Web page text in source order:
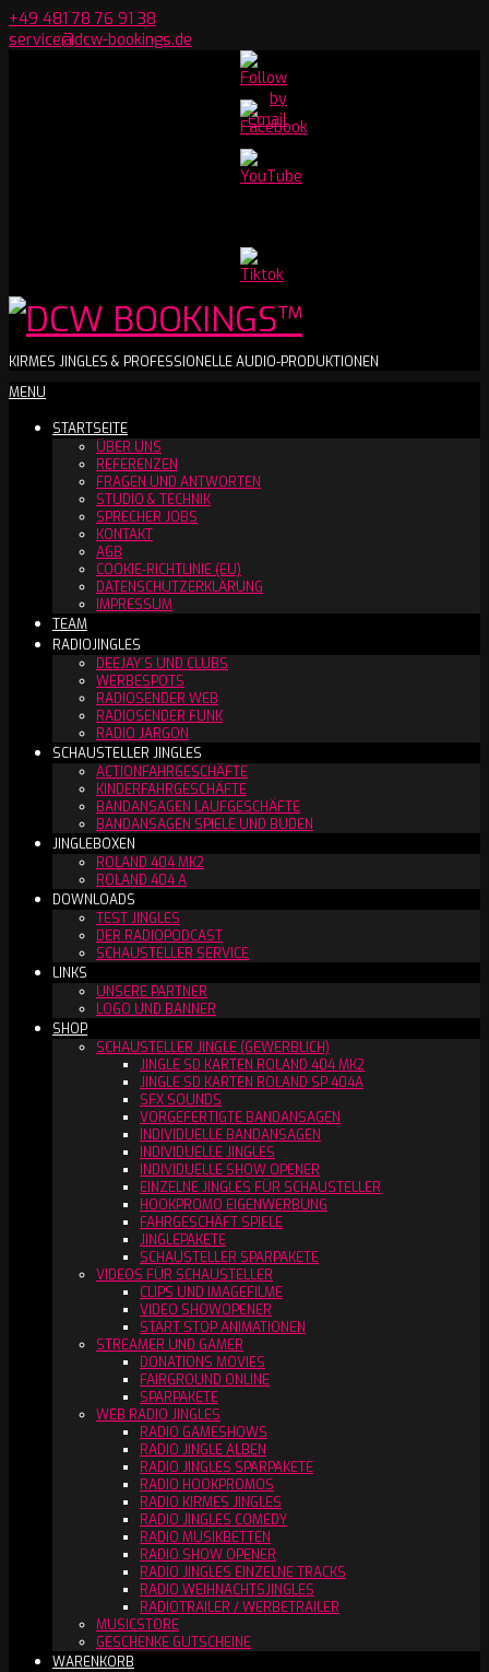
Skip
to
+49 481 78 76 91 38
service@dcw-bookings.de
Youtube
Channel
DCW
BOOKINGS™
KIRMES JINGLES & PROFESSIONELLE AUDIO-PRODUKTIONEN
Secondary
Menu
MENU
STARTSEITE
ÜBER UNS
REFERENZEN
FRAGEN UND ANTWORTEN
STUDIO & TECHNIK
SPRECHER JOBS
KONTAKT
AGB
COOKIE-RICHTLINIE (EU)
DATENSCHUTZERKLÄRUNG
IMPRESSUM
TEAM
RADIOJINGLES
DEEJAY´S UND CLUBS
WERBESPOTS
RADIOSENDER WEB
RADIOSENDER FUNK
RADIO JARGON
SCHAUSTELLER JINGLES
ACTIONFAHRGESCHÄFTE
KINDERFAHRGESCHÄFTE
BANDANSAGEN LAUFGESCHÄFTE
BANDANSAGEN SPIELE UND BUDEN
JINGLEBOXEN
ROLAND 404 MK2
ROLAND 404 A
DOWNLOADS
TEST JINGLES
DER RADIOPODCAST
SCHAUSTELLER SERVICE
LINKS
UNSERE PARTNER
LOGO UND BANNER
SHOP
SCHAUSTELLER JINGLE (GEWERBLICH)
JINGLE SD KARTEN ROLAND 404 MK2
JINGLE SD KARTEN ROLAND SP 404A
SFX SOUNDS
VORGEFERTIGTE BANDANSAGEN
INDIVIDUELLE BANDANSAGEN
INDIVIDUELLE JINGLES
INDIVIDUELLE SHOW OPENER
EINZELNE JINGLES FÜR SCHAUSTELLER
HOOKPROMO EIGENWERBUNG
FAHRGESCHÄFT SPIELE
JINGLEPAKETE
SCHAUSTELLER SPARPAKETE
VIDEOS FÜR SCHAUSTELLER
CLIPS UND IMAGEFILME
VIDEO SHOWOPENER
START STOP ANIMATIONEN
STREAMER UND GAMER
DONATIONS MOVIES
FAIRGROUND ONLINE
SPARPAKETE
WEB RADIO JINGLES
RADIO GAMESHOWS
RADIO JINGLE ALBEN
RADIO JINGLES SPARPAKETE
RADIO HOOKPROMOS
RADIO KIRMES JINGLES
RADIO JINGLES COMEDY
RADIO MUSIKBETTEN
RADIO SHOW OPENER
RADIO JINGLES EINZELNE TRACKS
RADIO WEIHNACHTSJINGLES
RADIOTRAILER / WERBETRAILER
MUSICSTORE
GESCHENKE GUTSCHEINE
WARENKORB